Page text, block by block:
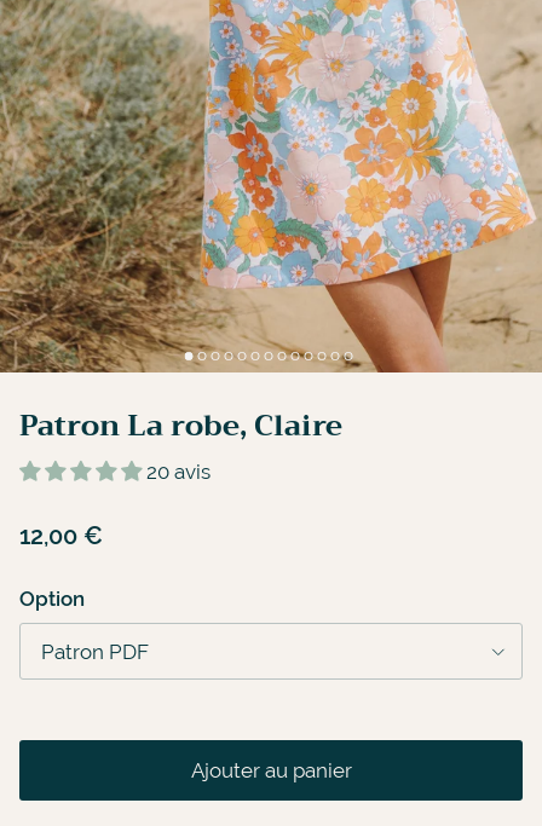
Patron La robe, Claire
20 avis
12,00 €
Option
Patron PDF
Ajouter au panier